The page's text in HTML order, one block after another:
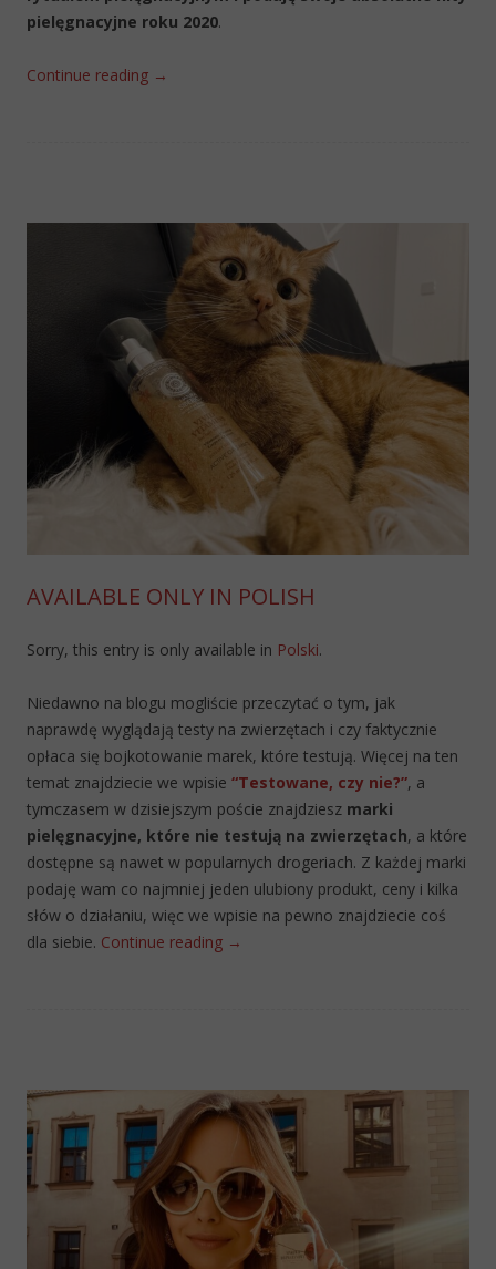
pielęgnacyjne roku 2020.
Continue reading →
AVAILABLE ONLY IN POLISH
Sorry, this entry is only available in Polski.
Niedawno na blogu mogliście przeczytać o tym, jak
naprawdę wyglądają testy na zwierzętach i czy faktycznie
opłaca się bojkotowanie marek, które testują. Więcej na ten
temat znajdziecie we wpisie “Testowane, czy nie?”, a
tymczasem w dzisiejszym poście znajdziesz marki
pielęgnacyjne, które nie testują na zwierzętach, a które
dostępne są nawet w popularnych drogeriach. Z każdej marki
podaję wam co najmniej jeden ulubiony produkt, ceny i kilka
słów o działaniu, więc we wpisie na pewno znajdziecie coś
dla siebie. Continue reading →